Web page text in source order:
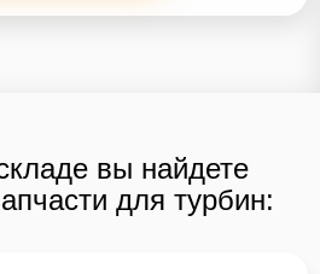
вы найдете
для турбин: